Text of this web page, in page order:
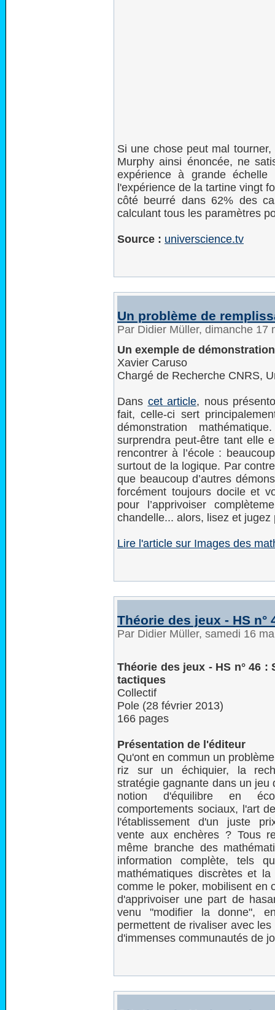
Si une chose peut mal
Murphy ainsi énoncée, ne
expérience à grande
l'expérience de la tartine vingt
côté beurré dans 62% des
calculant tous les paramètres
Source : universcience.tv
Un problème de
Par Didier Müller, dimanche 17
Un exemple de
Xavier Caruso
Chargé de Recherche CNRS,
Dans cet article, nous
fait, celle-ci sert
démonstration
surprendra peut-être tant elle
rencontrer à l’école :
surtout de la logique. Par
que beaucoup d’autres
forcément toujours docile et
pour l’apprivoiser
chandelle... alors, lisez et jugez
Lire l'article sur Images des
Théorie des jeux - HS
Par Didier Müller, samedi 16
Théorie des jeux - HS n° 46 :
tactiques
Collectif
Pole (28 février 2013)
166 pages
Présentation de l'éditeur
Qu'ont en commun un
riz sur un échiquier, la
stratégie gagnante dans un jeu
notion d'équilibre en
comportements sociaux, l'art
l'établissement d'un juste
vente aux enchères ? Tous
même branche des
information complète, tels
mathématiques discrètes et
comme le poker, mobilisent en
d'apprivoiser une part de
venu "modifier la donne",
permettent de rivaliser avec
d'immenses communautés de